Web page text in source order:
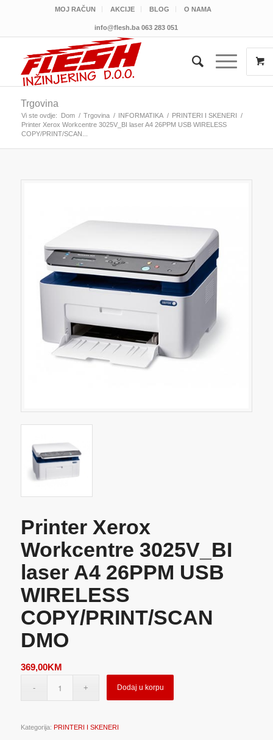
MOJ RAČUN AKCIJE BLOG O NAMA
info@flesh.ba 063 283 051
Trgovina
Vi ste ovdje: Dom / Trgovina / INFORMATIKA / PRINTERI I SKENERI /
Printer Xerox Workcentre 3025V_BI laser A4 26PPM USB WIRELESS
COPY/PRINT/SCAN...
Printer Xerox
Workcentre 3025V_BI
laser A4 26PPM USB
WIRELESS
COPY/PRINT/SCAN
DMO
369,00KM
Dodaj u korpu
Kategorija: PRINTERI I SKENERI